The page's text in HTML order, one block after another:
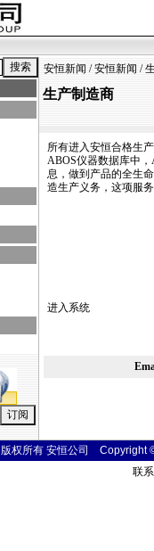
安恒新闻 /安恒新闻 /
生产制造商
所有进入安恒合格生
ABOS仪器数据库中
息，做到产品的全生
造生产义务，这项服
进入系统
版权所有 安恒公司 Copyright
联